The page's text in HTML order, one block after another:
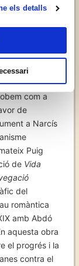
els detalls
i
seva activitat
forma més
com a
de
a Narcís
Puig
de Vida
del
romàntica
amb Abdó
aquesta obra
el progrés i la
contra el